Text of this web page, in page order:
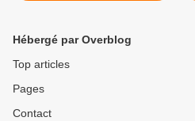
Hébergé par Overblog
Top articles
Pages
Contact